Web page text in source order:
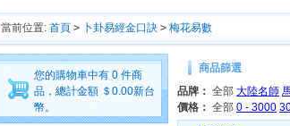
當前位置: 首頁 > 卜卦易經金口訣 > 梅花易數
您的購物車中有 0 件商
品，總計金額 ＄0.00新台
幣。
商品篩選
品牌： 全部 大陸名師
價格： 全部 0 - 3000